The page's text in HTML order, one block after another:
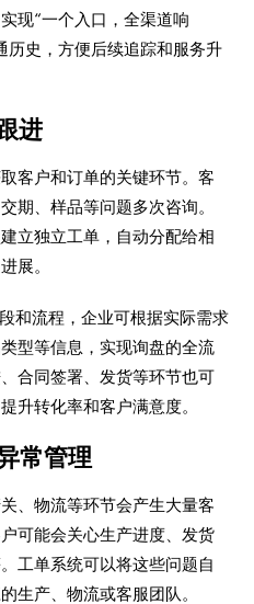
现“一个入口，全渠道响
历史，方便后续追踪和服务升
进
客户和订单的关键环节。客
期、样品等问题多次咨询。
立独立工单，自动分配给相
展。
和流程，企业可根据实际需求
型等信息，实现询盘的全流
合同签署、发货等环节也可
升转化率和客户满意度。
常管理
、物流等环节会产生大量客
可能会关心生产进度、发货
工单系统可以将这些问题自
生产、物流或客服团队。